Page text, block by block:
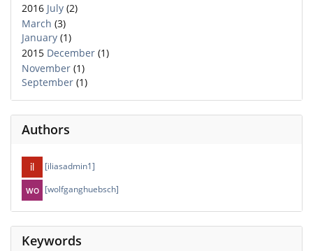
2016 July (2)
March (3)
January (1)
2015 December (1)
November (1)
September (1)
Authors
[iliasadmin1]
[wolfganghuebsch]
Keywords